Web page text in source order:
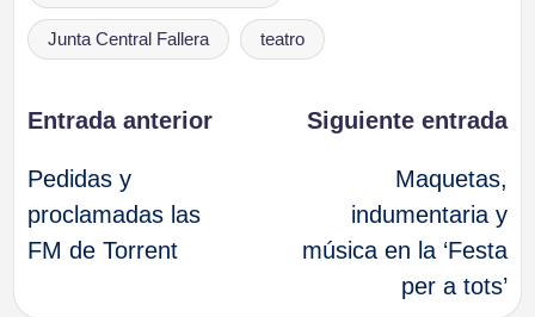
Junta Central Fallera teatro
Navegación
de
entradas
Entrada anterior
Pedidas y
proclamadas las
FM de Torrent
Siguiente entrada
Maquetas,
indumentaria y
música en la ‘Festa
per a tots’